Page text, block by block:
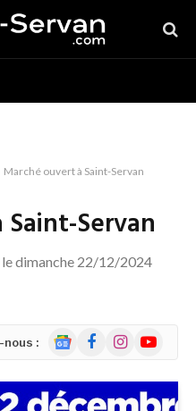
Marché ouvert à Saint-Servan
Servan
dimanche 22/12/2024
nous :
GoogleFacebookInstagramYouTube